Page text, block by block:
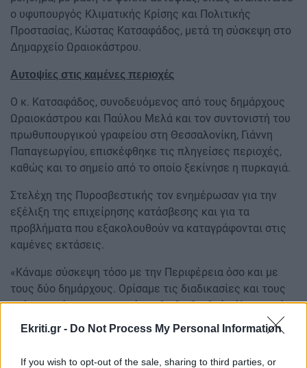
Ekriti.gr - Do Not Process My Personal Information
If you wish to opt-out of the sale, sharing to third parties, or
ο υφυπουργός Κλιματικής Κρίσης και Πολιτικής
Προστασίας, Κώστας Κατσαφάδος, μετά τη σύσκεψη στο
Δημαρχείο Ωραιοκάστρου.
Αυτοψίες στις καμένες περιοχές
Ο κ. Κατσαφάδος, συνοδευόμενος από τους δημάρχους
Ωραιοκάστρου και Παύλου Μελά και τον συντονιστή του
πρωθυπουργικού γραφείου στη Θεσσαλονίκη, Γιάννη
Παπαγεωργίου, επισκέφθηκε τις πληγείσες περιοχές,
καθώς και το σημείο από το οποίο ξεκίνησε η πυρκαγιά.
Στελέχη της Πυροσβεστικής τον ενημέρωσαν για την
εξέλιξη της επιχείρησης κατάσβεσης και για τα
προβλήματα που εξακολουθούν να καταγράφονται στις
καμένες εκτάσεις.
«Κάναμε σύσκεψη τόσο με την Περιφέρεια όσο και με
τους δύο δημάρχους. Ορίσαμε τις διαδικασίες και τους
χρόνους μέσα στους οποίους θα διεξαχθούν όλες αυτές
οι διαδικασίες», δήλωσε ο υφυπουργός.